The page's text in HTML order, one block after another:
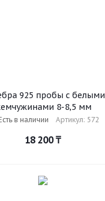
925 пробы с
8-8,5 мм
в наличии Артикул: 572
18 200₸